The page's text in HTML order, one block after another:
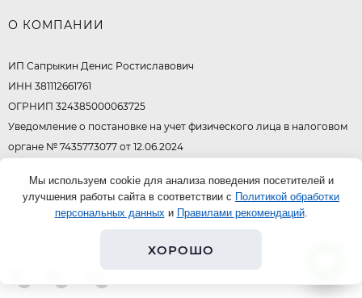
О КОМПАНИИ
ИП Сапрыкин Денис Ростиславович
ИНН 381112661761
ОГРНИП 324385000063725
Уведомление о постановке на учет физического лица в налоговом
органе № 7435773077 от 12.06.2024
© 2026
Мы используем cookie для анализа поведения посетителей и
улучшения работы сайта в соответствии с Политикой обработки
персональных данных и Правилами рекомендаций.
ХОРОШО